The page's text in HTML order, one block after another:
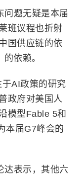
问题无疑是本届
班议程也折射
国供应链的依
依赖。
AI政策的研究
政府对美国人
模型Fable 5和
本届G7峰会的
达表示，其他六